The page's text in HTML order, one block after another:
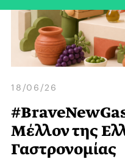
18/06/26
Mέλλον της
Γαστρονομίας